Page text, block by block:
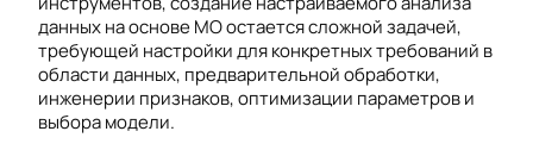
данных на основе МО остается сложной задачей,
требующей настройки для конкретных требований в
области данных, предварительной обработки,
инженерии признаков, оптимизации параметров и
выбора модели.